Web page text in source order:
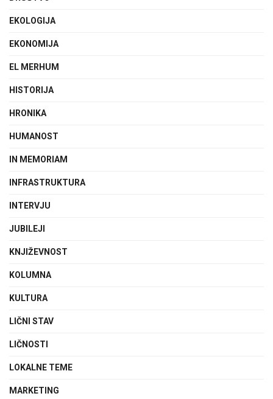
EKOLOGIJA
EKONOMIJA
EL MERHUM
HISTORIJA
HRONIKA
HUMANOST
IN MEMORIAM
INFRASTRUKTURA
INTERVJU
JUBILEJI
KNJIŽEVNOST
KOLUMNA
KULTURA
LIČNI STAV
LIČNOSTI
LOKALNE TEME
MARKETING